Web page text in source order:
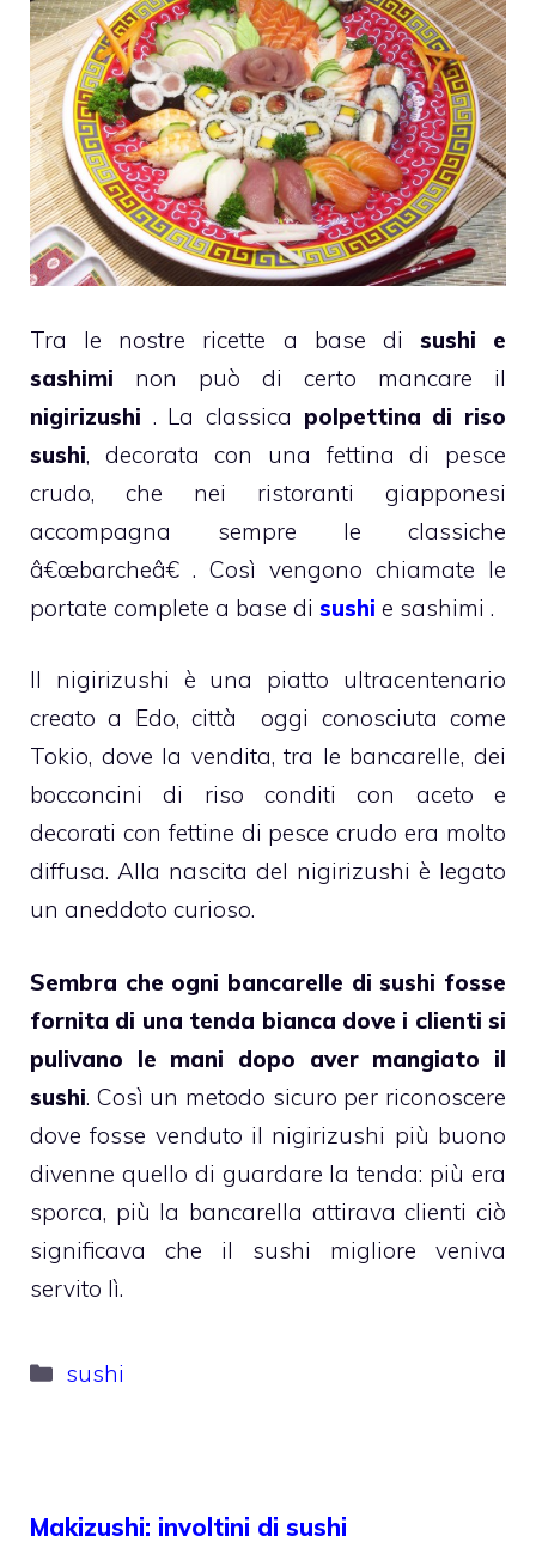
Tra le nostre ricette a base di sushi e
sashimi non può di certo mancare il
nigirizushi . La classica polpettina di riso
sushi, decorata con una fettina di pesce
crudo, che nei ristoranti giapponesi
accompagna sempre le classiche
â€œbarcheâ€ . Così vengono chiamate le
portate complete a base di sushi e sashimi .
Il nigirizushi è una piatto ultracentenario
creato a Edo, città oggi conosciuta come
Tokio, dove la vendita, tra le bancarelle, dei
bocconcini di riso conditi con aceto e
decorati con fettine di pesce crudo era molto
diffusa. Alla nascita del nigirizushi è legato
un aneddoto curioso.
Sembra che ogni bancarelle di sushi fosse
fornita di una tenda bianca dove i clienti si
pulivano le mani dopo aver mangiato il
sushi. Così un metodo sicuro per riconoscere
dove fosse venduto il nigirizushi più buono
divenne quello di guardare la tenda: più era
sporca, più la bancarella attirava clienti ciò
significava che il sushi migliore veniva
servito lì.
Categorie
sushi
Makizushi: involtini di sushi